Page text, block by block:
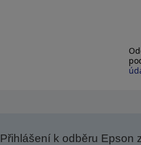
Přihlášení k odběru Epson